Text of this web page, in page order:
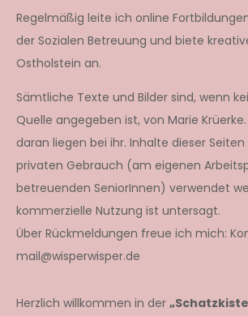
Regelmäßig leite ich online
der Sozialen Betreuung und biete
Ostholstein an.
Sämtliche Texte und Bilder sind, wenn
Quelle angegeben ist, von Marie
daran liegen bei ihr. Inhalte dieser
privaten Gebrauch (am eigenen
betreuenden SeniorInnen) verwendet
kommerzielle Nutzung ist untersagt.
Über Rückmeldungen freue ich mich:
mail@wisperwisper.de
Herzlich willkommen in der „Schatzkiste